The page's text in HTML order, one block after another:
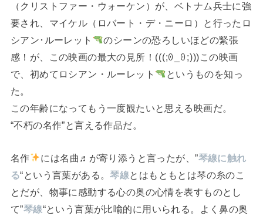
（クリストファー・ウォーケン）が、ベトナム兵士に強
要され、マイケル（ロバート・デ・ニーロ）と行ったロ
シアン･ルーレット
のシーンの恐ろしいほどの緊張
感！が、この映画の最大の見所！(⁠(⁠(⁠;⁠ꏿ⁠_⁠ꏿ⁠;⁠)⁠)⁠)この映画
で、初めてロシアン・ルーレット
というものを知っ
た。
この年齢になってもう一度観たいと思える映画だ。
“不朽の名作”と言える作品だ。
名作 には名曲♬が寄り添うと言ったが、”琴線に触れ
る“という言葉がある。琴線とはもともとは琴の糸のこ
とだが、物事に感動する心の奥の心情を表すものとし
て”琴線“という言葉が比喩的に用いられる。よく鼻の奥